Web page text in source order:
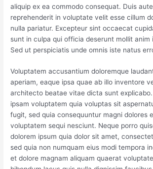
aliquip ex ea commodo consequat. Duis
reprehenderit in voluptate velit esse cillum
nulla pariatur. Excepteur sint occaecat
sunt in culpa qui officia deserunt mollit anim
Sed ut perspiciatis unde omnis iste natus
Voluptatem accusantium doloremque
aperiam, eaque ipsa quae ab illo inventore
architecto beatae vitae dicta sunt
ipsam voluptatem quia voluptas sit
fugit, sed quia consequuntur magni dolores
voluptatem sequi nesciunt. Neque porro
dolorem ipsum quia dolor sit amet,
sed quia non numquam eius modi tempora
et dolore magnam aliquam quaerat